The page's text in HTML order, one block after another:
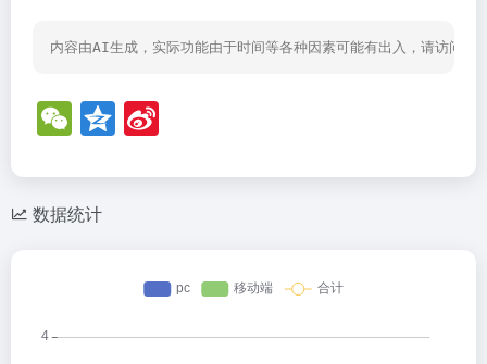
内容由AI生成，实际功能由于时间等各种因素可能有出入，请访问网
W
e
C
h
Q
z
o a
b
o
数据统计